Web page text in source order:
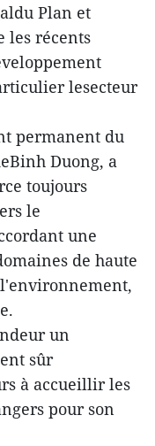
Plan et
les récents
lesecteur
permanent du
Duong, a
toujours
le
une
de haute
un
sûr
à accueillir les
pour son